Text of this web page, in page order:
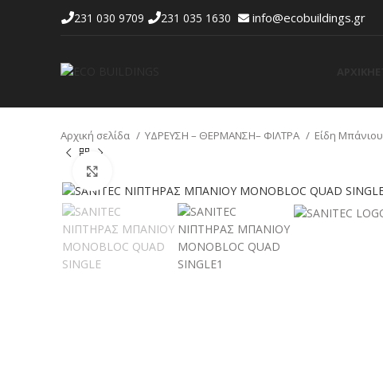
231 030 9709 231 035 1630 info@ecobuildings.gr
Αρχική σελίδα ΥΔΡΕΥΣΗ – ΘΕΡΜΑΝΣΗ– ΦΙΛΤΡΑ Είδη Μπάνιου